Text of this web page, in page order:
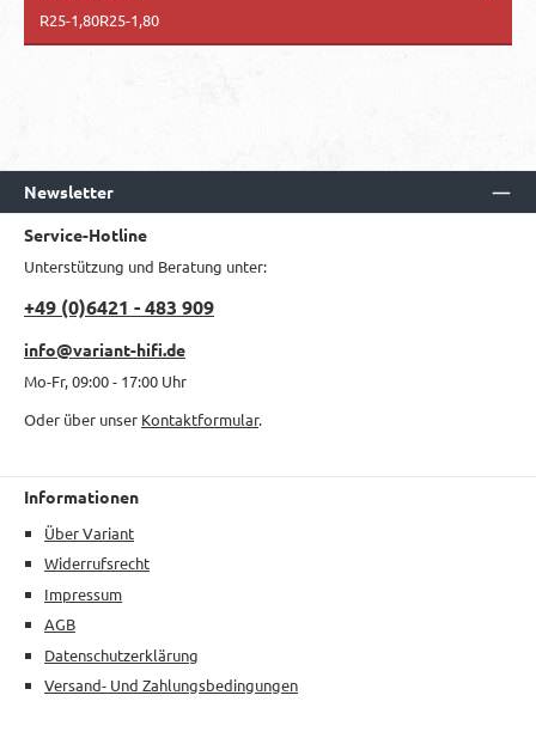
R25-1,80R25-1,80
Newsletter
Service-Hotline
Unterstützung und Beratung unter:
+49 (0)6421 - 483 909
info@variant-hifi.de
Mo-Fr, 09:00 - 17:00 Uhr
Oder über unser Kontaktformular.
Informationen
Über Variant
Widerrufsrecht
Impressum
AGB
Datenschutzerklärung
Versand- Und Zahlungsbedingungen